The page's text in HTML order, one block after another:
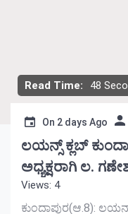
Read Time: 48
On 2 days Ago
ಲಯನ್ಸ್ ಕ್ಲಬ್
ಅಧ್ಯಕ್ಷರಾಗಿ ಲ.
Views: 4
ಕುಂದಾಪುರ(ಆ.8):